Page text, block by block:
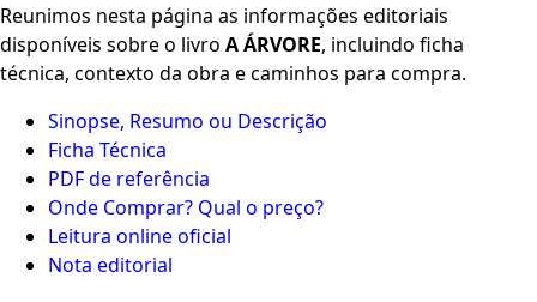
Reunimos nesta página as informações editoriais
disponíveis sobre o livro A ÁRVORE, incluindo ficha
técnica, contexto da obra e caminhos para compra.
Sinopse, Resumo ou Descrição
Ficha Técnica
PDF de referência
Onde Comprar? Qual o preço?
Leitura online oficial
Nota editorial